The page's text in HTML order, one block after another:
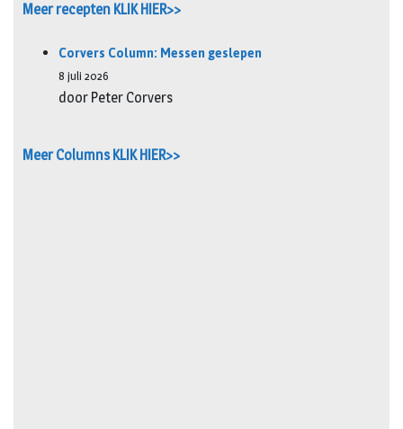
Meer recepten KLIK HIER>>
Corvers Column: Messen geslepen
8 juli 2026
door Peter Corvers
Meer Columns KLIK HIER>>